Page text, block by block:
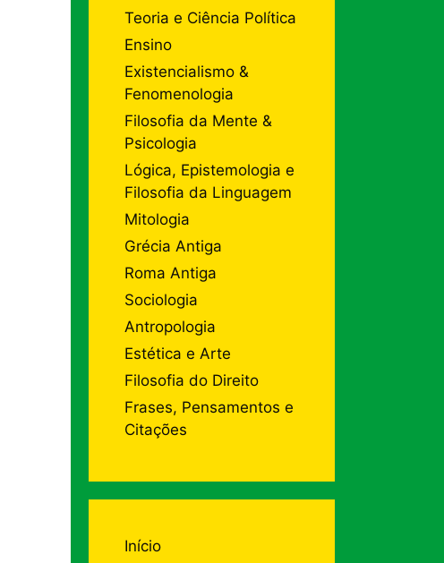
Teoria e Ciência Política
Ensino
Existencialismo &
Fenomenologia
Filosofia da Mente &
Psicologia
Lógica, Epistemologia e
Filosofia da Linguagem
Mitologia
Grécia Antiga
Roma Antiga
Sociologia
Antropologia
Estética e Arte
Filosofia do Direito
Frases, Pensamentos e
Citações
Início